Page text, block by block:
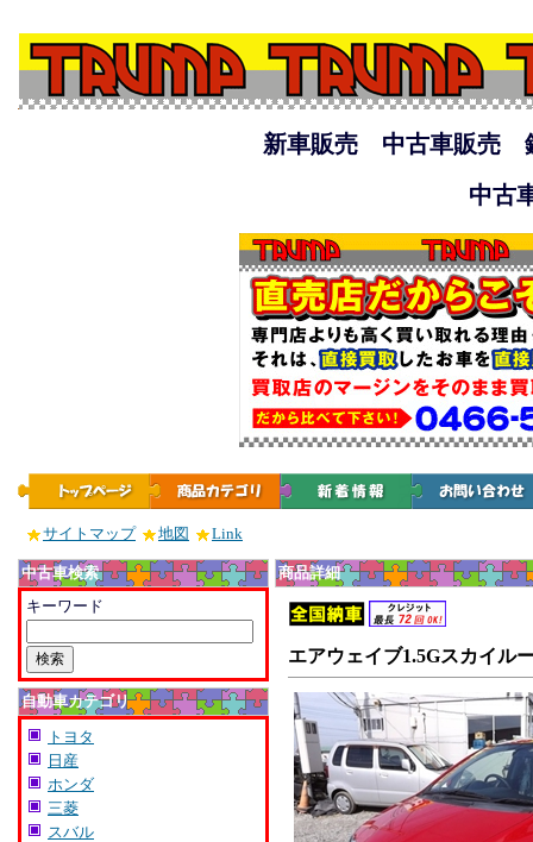
新車販売 中古車販売
中古
サイトマップ 地図 Link
中古車検索
キーワード
自動車カテゴリ
トヨタ
日産
ホンダ
三菱
スバル
商品詳細
エアウェイブ1.5Gスカイ